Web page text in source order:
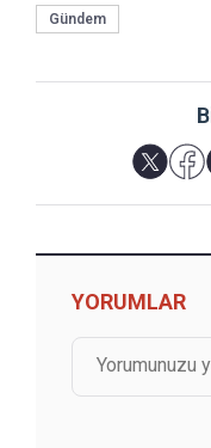
Gündem
YORUMLAR